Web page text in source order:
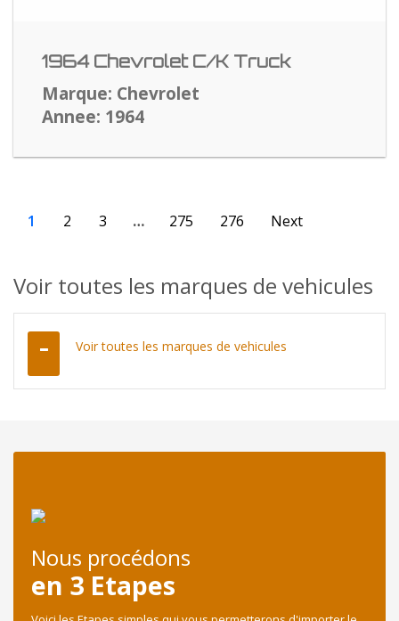
1964 Chevrolet C/K Truck
Marque: Chevrolet
Annee: 1964
1 2 3 … 275 276 Next
Voir toutes les marques de vehicules
Voir toutes les marques de vehicules
Nous procédons
en 3 Etapes